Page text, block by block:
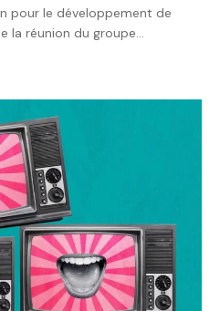
pour le développement de
la réunion du groupe…